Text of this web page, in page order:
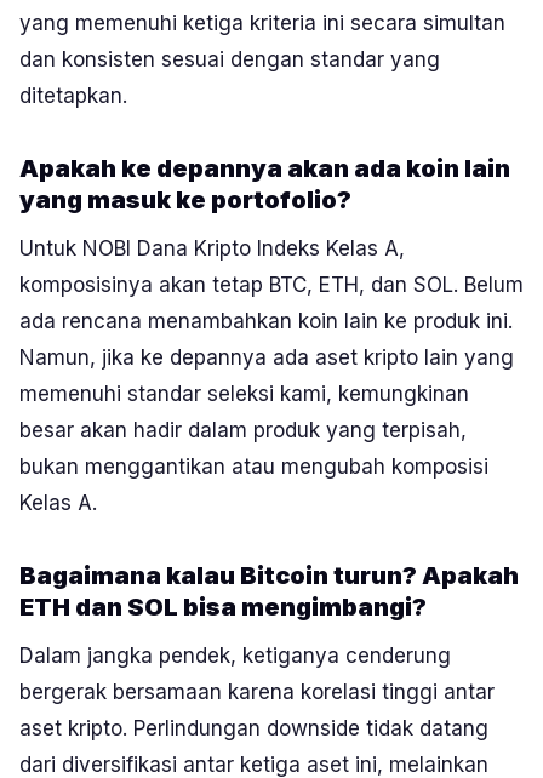
yang memenuhi ketiga kriteria ini secara simultan
dan konsisten sesuai dengan standar yang
ditetapkan.
Apakah ke depannya akan ada koin lain
yang masuk ke portofolio?
Untuk NOBI Dana Kripto Indeks Kelas A,
komposisinya akan tetap BTC, ETH, dan SOL. Belum
ada rencana menambahkan koin lain ke produk ini.
Namun, jika ke depannya ada aset kripto lain yang
memenuhi standar seleksi kami, kemungkinan
besar akan hadir dalam produk yang terpisah,
bukan menggantikan atau mengubah komposisi
Kelas A.
Bagaimana kalau Bitcoin turun? Apakah
ETH dan SOL bisa mengimbangi?
Dalam jangka pendek, ketiganya cenderung
bergerak bersamaan karena korelasi tinggi antar
aset kripto. Perlindungan downside tidak datang
dari diversifikasi antar ketiga aset ini, melainkan